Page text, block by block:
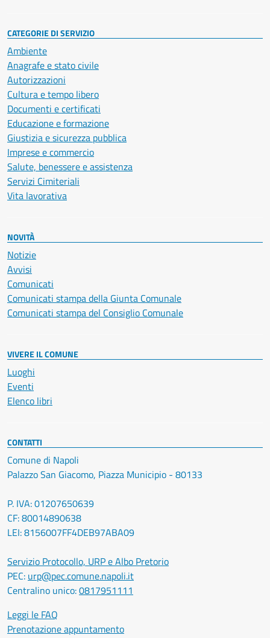
CATEGORIE DI SERVIZIO
Ambiente
Anagrafe e stato civile
Autorizzazioni
Cultura e tempo libero
Documenti e certificati
Educazione e formazione
Giustizia e sicurezza pubblica
Imprese e commercio
Salute, benessere e assistenza
Servizi Cimiteriali
Vita lavorativa
NOVITÀ
Notizie
Avvisi
Comunicati
Comunicati stampa della Giunta Comunale
Comunicati stampa del Consiglio Comunale
VIVERE IL COMUNE
Luoghi
Eventi
Elenco libri
CONTATTI
Comune di Napoli
Palazzo San Giacomo, Piazza Municipio - 80133
P. IVA: 01207650639
CF: 80014890638
LEI: 8156007FF4DEB97ABA09
Servizio Protocollo, URP e Albo Pretorio
PEC: urp@pec.comune.napoli.it
Centralino unico:0817951111
Leggi le FAQ
Prenotazione appuntamento